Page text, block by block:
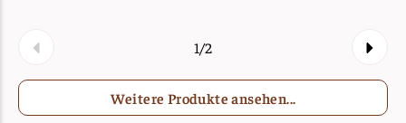
1/2
Weitere Produkte ansehen...